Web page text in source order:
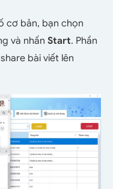
cơ bản, bạn chọn
và nhấn Start. Phần
bài viết lên